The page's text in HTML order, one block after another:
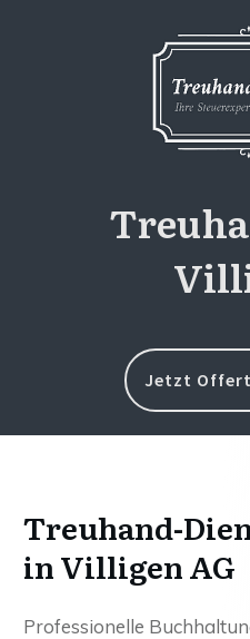
Jetzt
Treuhand-
in Villigen AG
Professionelle